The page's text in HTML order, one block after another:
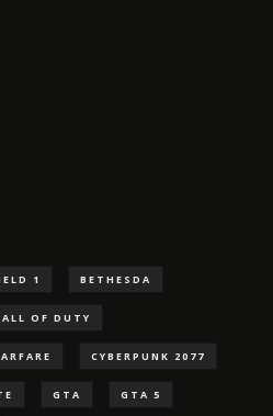
1 BETHESDA
OF DUTY
CYBERPUNK 2077
GTA GTA 5